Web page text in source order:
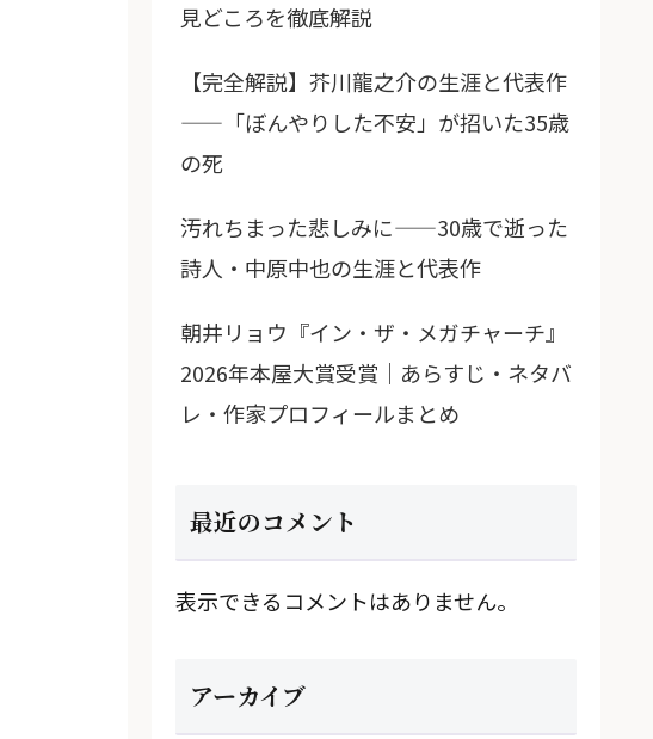
見どころを徹底解説
【完全解説】芥川龍之介の生涯と代表作
——「ぼんやりした不安」が招いた35歳
の死
汚れちまった悲しみに——30歳で逝った
詩人・中原中也の生涯と代表作
朝井リョウ『イン・ザ・メガチャーチ』
2026年本屋大賞受賞｜あらすじ・ネタバ
レ・作家プロフィールまとめ
最近のコメント
表示できるコメントはありません。
アーカイブ